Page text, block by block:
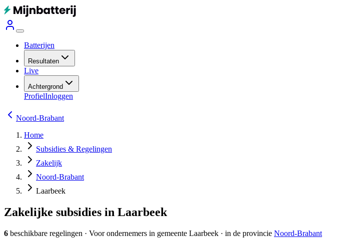
Batterijen
Resultaten
Live
Achtergrond
ProfielInloggen
Noord-Brabant
Home
Subsidies & Regelingen
Zakelijk
Noord-Brabant
Laarbeek
Zakelijke subsidies in Laarbeek
6 beschikbare regelingen · Voor ondernemers in gemeente Laarbeek · in de provincie Noord-Brabant